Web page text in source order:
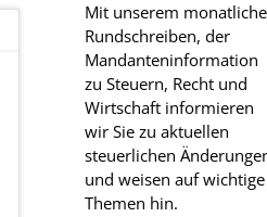
Mit unserem
Rundschreiben, der
Mandanteninformation
zu Steuern, Recht und
Wirtschaft informieren
wir Sie zu aktuellen
steuerlichen
und weisen auf wichtige
Themen hin.